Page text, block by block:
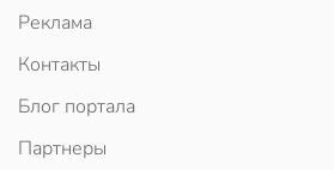
Реклама
Контакты
Блог портала
Партнеры